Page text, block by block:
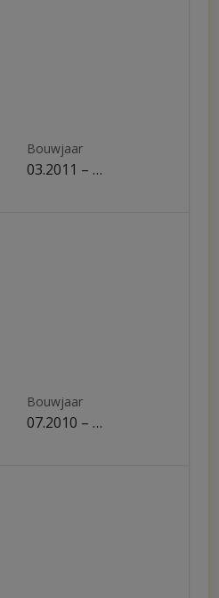
Bouwjaar
03.2011 – …
Bouwjaar
07.2010 – …